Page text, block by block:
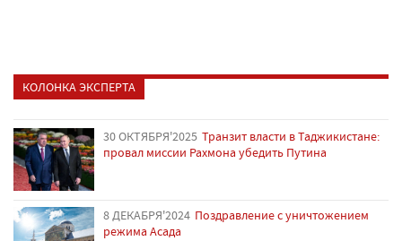
КОЛОНКА ЭКСПЕРТА
30 ОКТЯБРЯ'2025 Транзит власти в Таджикистане:
провал миссии Рахмона убедить Путина
8 ДЕКАБРЯ'2024 Поздравление с уничтожением
режима Асада